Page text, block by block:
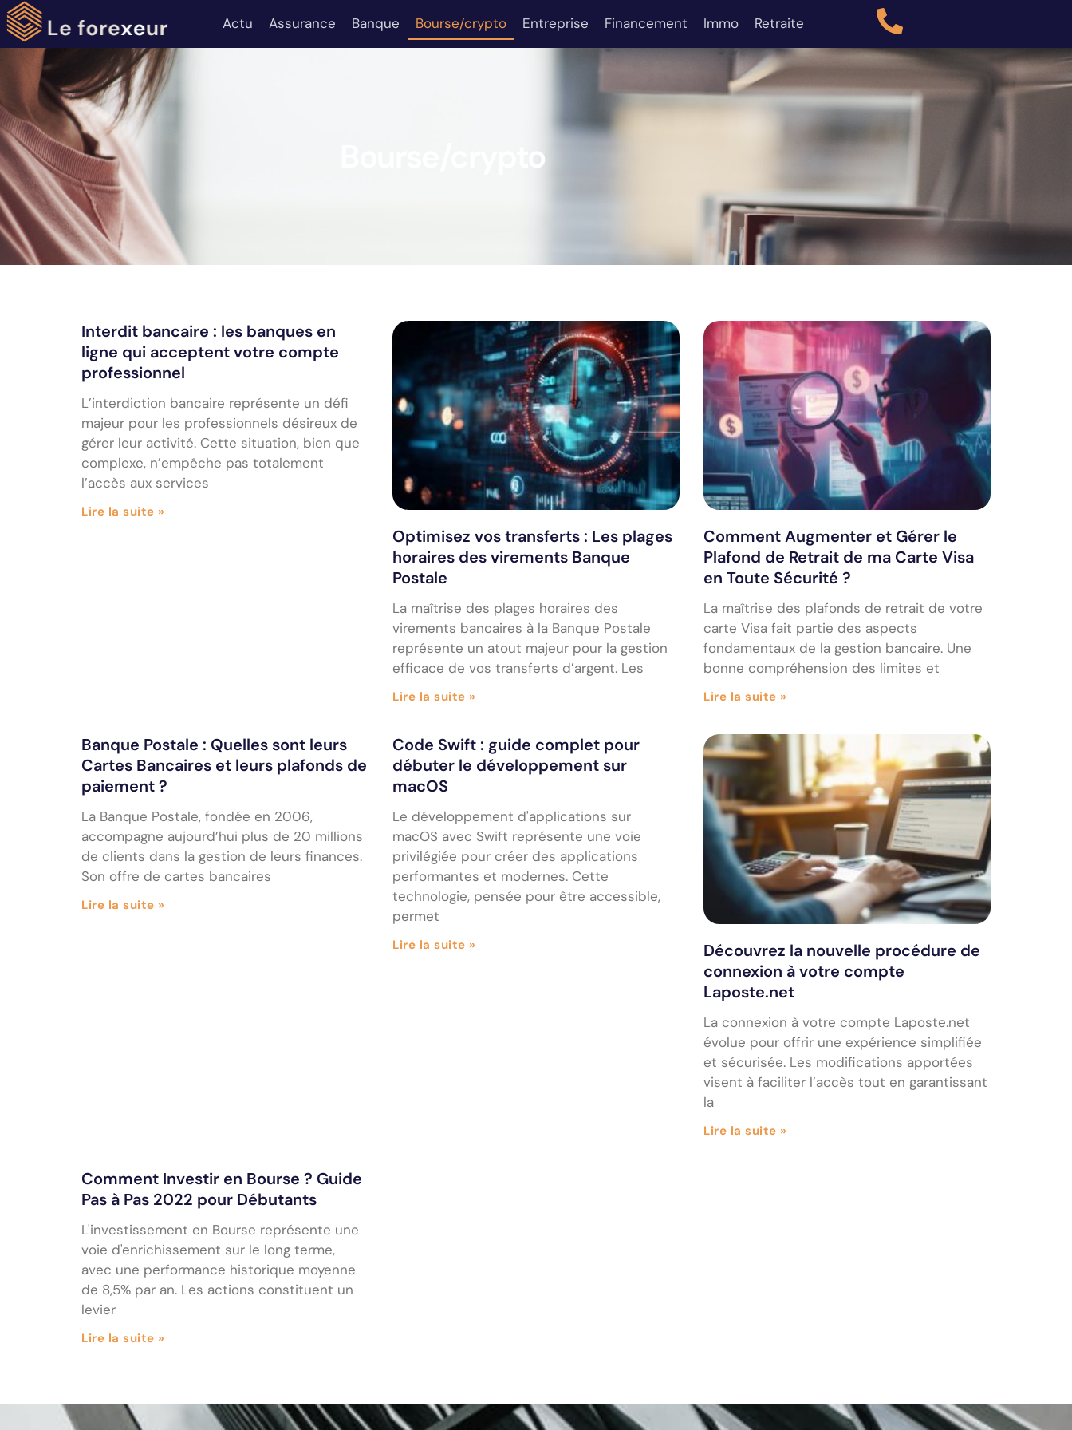
Actu Assurance Banque Bourse/crypto Entreprise Financement Immo Retraite
Bourse/crypto
Interdit bancaire : les banques en
ligne qui acceptent votre compte
professionnel
L’interdiction bancaire représente un défi
majeur pour les professionnels désireux de
gérer leur activité. Cette situation, bien que
complexe, n’empêche pas totalement
l’accès aux services
Lire la suite »
Optimisez vos transferts : Les plages
horaires des virements Banque
Postale
La maîtrise des plages horaires des
virements bancaires à la Banque Postale
représente un atout majeur pour la gestion
efficace de vos transferts d’argent. Les
Lire la suite »
Comment Augmenter et Gérer le
Plafond de Retrait de ma Carte Visa
en Toute Sécurité ?
La maîtrise des plafonds de retrait de votre
carte Visa fait partie des aspects
fondamentaux de la gestion bancaire. Une
bonne compréhension des limites et
Lire la suite »
Banque Postale : Quelles sont leurs
Cartes Bancaires et leurs plafonds de
paiement ?
La Banque Postale, fondée en 2006,
accompagne aujourd’hui plus de 20 millions
de clients dans la gestion de leurs finances.
Son offre de cartes bancaires
Lire la suite »
Code Swift : guide complet pour
débuter le développement sur
macOS
Le développement d'applications sur
macOS avec Swift représente une voie
privilégiée pour créer des applications
performantes et modernes. Cette
technologie, pensée pour être accessible,
permet
Lire la suite »
Découvrez la nouvelle procédure de
connexion à votre compte
Laposte.net
La connexion à votre compte Laposte.net
évolue pour offrir une expérience simplifiée
et sécurisée. Les modifications apportées
visent à faciliter l’accès tout en garantissant
la
Lire la suite »
Comment Investir en Bourse ? Guide
Pas à Pas 2022 pour Débutants
L'investissement en Bourse représente une
voie d'enrichissement sur le long terme,
avec une performance historique moyenne
de 8,5% par an. Les actions constituent un
levier
Lire la suite »